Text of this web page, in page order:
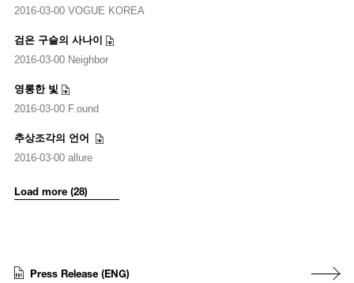
2016-03-00 VOGUE KOREA
검은 구슬의 사나이
2016-03-00 Neighbor
영롱한 빛
2016-03-00 F.ound
추상조각의 언어
2016-03-00 allure
Load more (28)
Press Release (ENG)